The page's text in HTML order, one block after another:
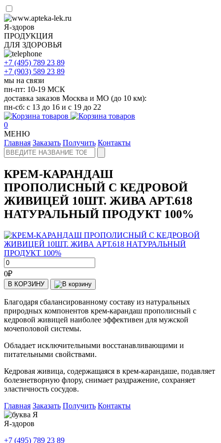
Я-здоров
ПРОДУКЦИЯ
ДЛЯ ЗДОРОВЬЯ
+7 (495) 789 23 89
+7 (903) 589 23 89
мы на связи
пн-пт: 10-19 МСК
доставка заказов Москва и МО (до 10 км):
пн-сб: с 13 до 16 и с 19 до 22
0
МЕНЮ
Главная Заказать Получить Контакты
КРЕМ-КАРАНДАШ
ПРОПОЛИСНЫЙ С КЕДРОВОЙ
ЖИВИЦЕЙ 10ШТ. ЖИВА АРТ.618
НАТУРАЛЬНЫЙ ПРОДУКТ 100%
0₽
В КОРЗИНУ
Благодаря сбалансированному составу из натуральных
природных компонентов крем-карандаш прополисный с
кедровой живицей наиболее эффективен для мужской
мочеполовой системы.
Обладает исключительными восстанавливающими и
питательными свойствами.
Кедровая живица, содержащаяся в крем-карандаше, подавляет
болезнетворную флору, снимает раздражение, сохраняет
эластичность сосудов.
Главная Заказать Получить Контакты
Я-здоров
+7 (495) 789 23 89